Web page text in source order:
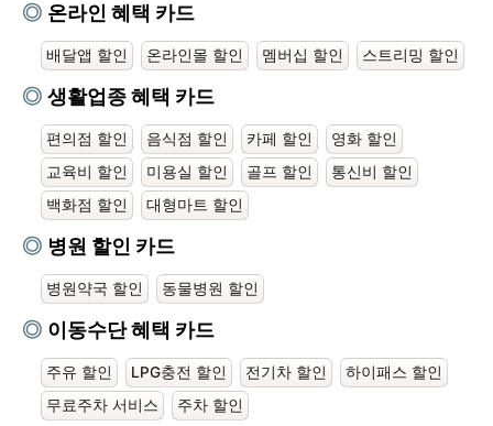
온라인 혜택 카드
배달앱 할인 온라인몰 할인 멤버십 할인 스트리밍 할인
생활업종 혜택 카드
편의점 할인 음식점 할인 카페 할인
영화 할인
교육비 할인
미용실 할인 골프 할인
통신비 할인
백화점 할인
대형마트 할인
병원 할인 카드
병원약국 할인 동물병원 할인
이동수단 혜택 카드
주유 할인 LPG충전 할인 전기차 할인
하이패스 할인
무료주차 서비스
주차 할인